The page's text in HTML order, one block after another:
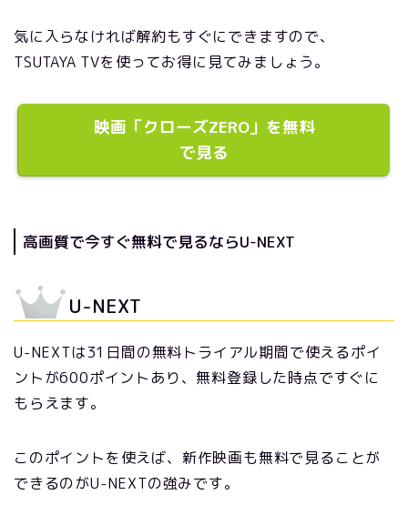
気に入らなければ解約もすぐにできますので、
TSUTAYA TVを使ってお得に見てみましょう。
映画「クローズZERO」を無料
で見る
高画質で今すぐ無料で見るならU-NEXT
U-NEXT
U-NEXTは31日間の無料トライアル期間で使えるポイ
ントが600ポイントあり、無料登録した時点ですぐに
もらえます。
このポイントを使えば、新作映画も無料で見ることが
できるのがU-NEXTの強みです。